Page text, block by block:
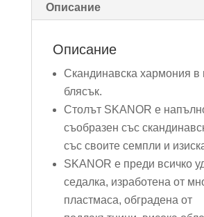
Описание
Описание
Скандинавска хармония в
блясък.
Столът SKANOR е
съобразен със
със своите семпли и
SKANOR е преди всичко
седалка, изработена от
пластмаса, обградена от